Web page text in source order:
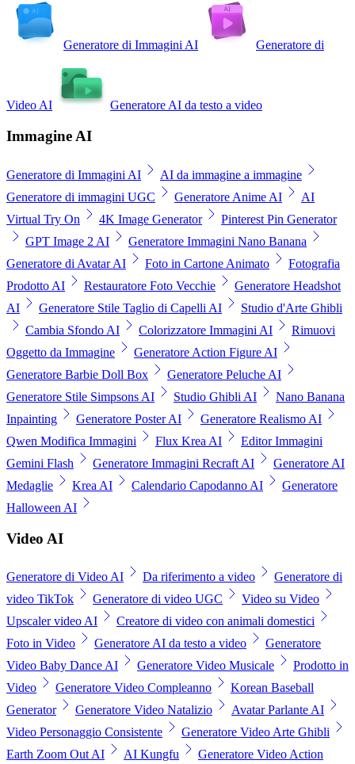
Generatore di Immagini AI Generatore di
Video AI Generatore AI da testo a video
Immagine AI
Generatore di Immagini AI
AI da immagine a immagine
Generatore di immagini UGC
Generatore Anime AI
AI
Virtual Try On
4K Image Generator
Pinterest Pin Generator
GPT Image 2 AI
Generatore Immagini Nano Banana
Generatore di Avatar AI
Foto in Cartone Animato
Fotografia
Prodotto AI
Restauratore Foto Vecchie
Generatore Headshot
AI
Generatore Stile Taglio di Capelli AI
Studio d'Arte Ghibli
Cambia Sfondo AI
Colorizzatore Immagini AI
Rimuovi
Oggetto da Immagine
Generatore Action Figure AI
Generatore Barbie Doll Box
Generatore Peluche AI
Generatore Stile Simpsons AI
Studio Ghibli AI
Nano Banana
Inpainting
Generatore Poster AI
Generatore Realismo AI
Qwen Modifica Immagini
Flux Krea AI
Editor Immagini
Gemini Flash
Generatore Immagini Recraft AI
Generatore AI
Medaglie
Krea AI Calendario Capodanno AI
Generatore
Halloween AI
Video AI
Generatore di Video AI Da riferimento a video
Generatore di
video TikTok
Generatore di video UGC
Video su Video
Upscaler video AI
Creatore di video con animali domestici
Foto in Video
Generatore AI da testo a video
Generatore
Video Baby Dance AI
Generatore Video Musicale
Prodotto in
Video
Generatore Video Compleanno
Korean Baseball
Generator
Generatore Video Natalizio
Avatar Parlante AI
Video Personaggio Consistente
Generatore Video Arte Ghibli
Earth Zoom Out AI
AI Kungfu
Generatore Video Action